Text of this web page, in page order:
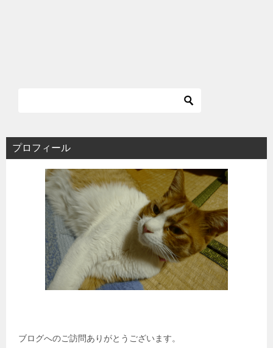
プロフィール
ブログへのご訪問ありがとうございます。